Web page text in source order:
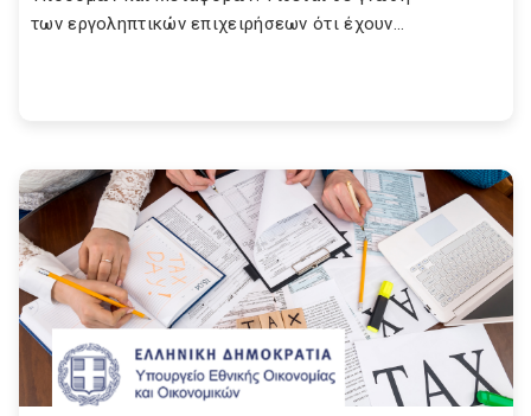
των εργοληπτικών επιχειρήσεων ότι έχουν...